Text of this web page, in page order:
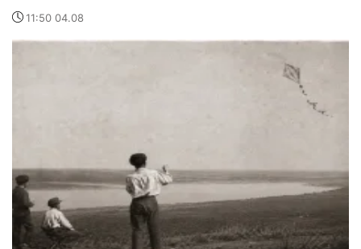
11:50 04.08